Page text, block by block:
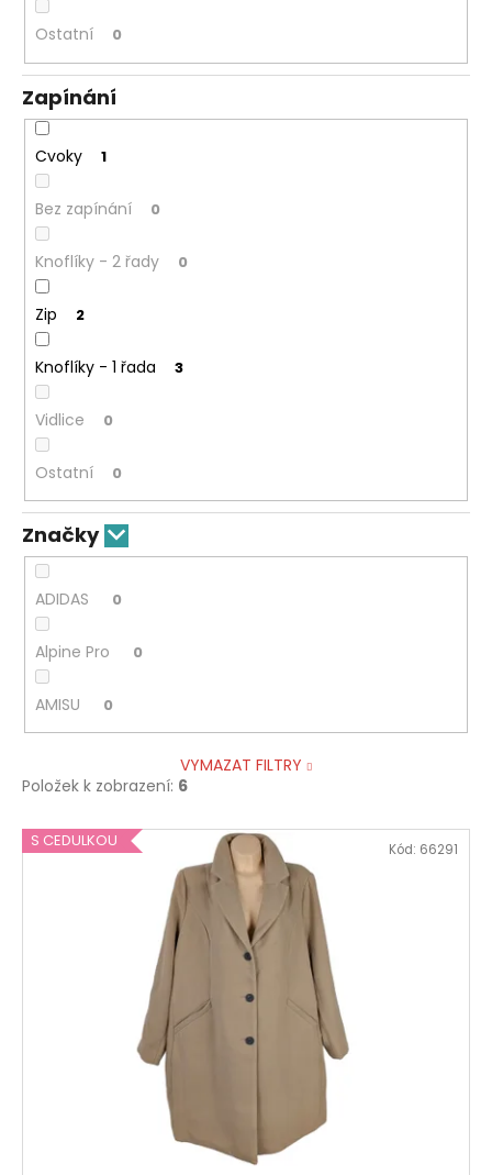
Ostatní 0
Zapínání
Cvoky 1
Bez zapínání 0
Knoflíky - 2 řady 0
Zip 2
Knoflíky - 1 řada 3
Vidlice 0
Ostatní 0
Značky
ADIDAS 0
Alpine Pro 0
AMISU 0
VYMAZAT FILTRY
Položek k zobrazení: 6
V
S CEDULKOU Kód: 66291